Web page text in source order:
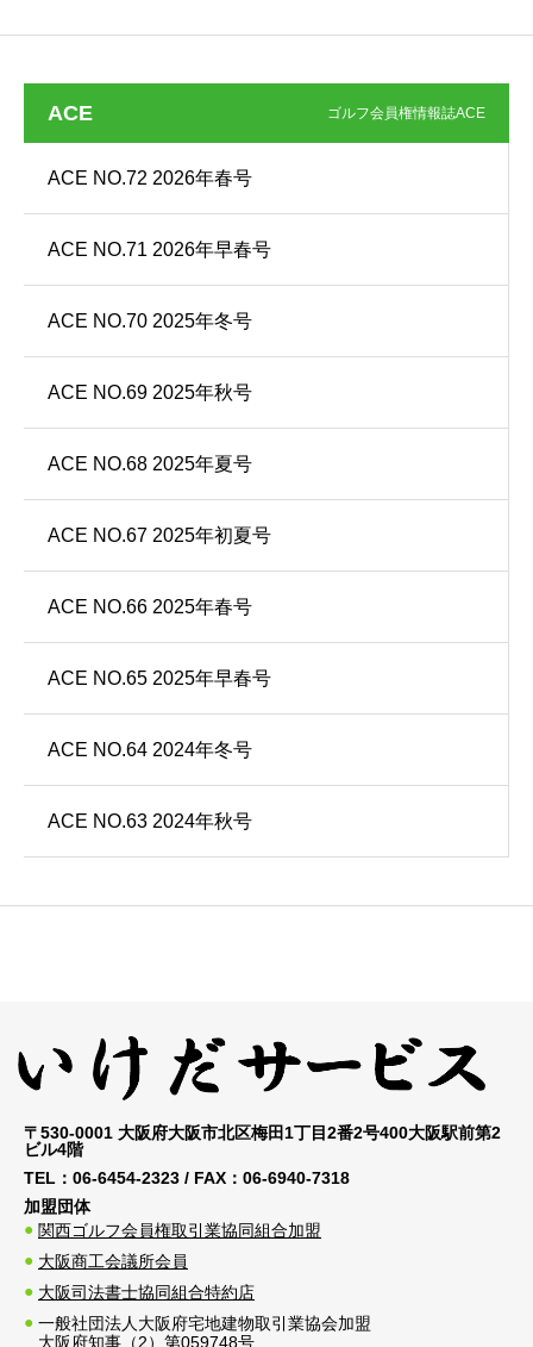
ACE ゴルフ会員権情報誌ACE
ACE NO.72 2026年春号
ACE NO.71 2026年早春号
ACE NO.70 2025年冬号
ACE NO.69 2025年秋号
ACE NO.68 2025年夏号
ACE NO.67 2025年初夏号
ACE NO.66 2025年春号
ACE NO.65 2025年早春号
ACE NO.64 2024年冬号
ACE NO.63 2024年秋号
〒530-0001 大阪府大阪市北区梅田1丁目2番2号400大阪駅前第2
ビル4階
TEL： 06-6454-2323 / FAX： 06-6940-7318
加盟団体
関西ゴルフ会員権取引業協同組合加盟
大阪商工会議所会員
大阪司法書士協同組合特約店
一般社団法人大阪府宅地建物取引業協会加盟
大阪府知事（2）第059748号